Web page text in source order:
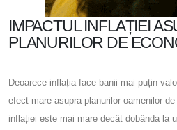
IMPACTUL INFLAȚIEI
PLANURILOR DE
Deoarece inflația face banii mai puțin
efect mare asupra planurilor oamenilor
inflației este mai mare decât dobânda la